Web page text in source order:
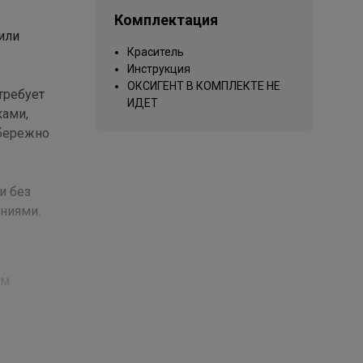
без
Комплектация
Краситель
Инструкция
ОКСИГЕНТ В КОМПЛЕКТЕ НЕ
ИДЕТ